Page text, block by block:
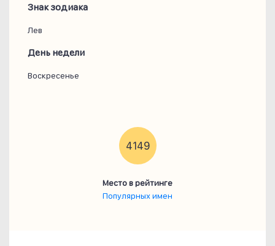
Знак зодиака
Лев
День недели
Воскресенье
4149
Место в рейтинге
Популярных имен